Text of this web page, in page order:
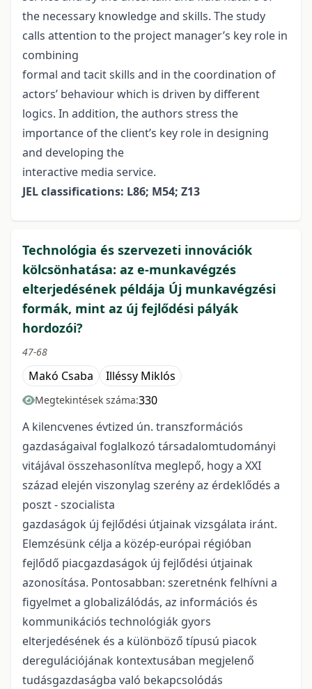
the necessary knowledge and skills. The study
calls attention to the project manager’s key role in
combining
formal and tacit skills and in the coordination of
actors’ behaviour which is driven by different
logics. In addition, the authors stress the
importance of the client’s key role in designing
and developing the
interactive media service.
JEL classifications: L86; M54; Z13
Technológia és szervezeti innovációk
kölcsönhatása: az e-munkavégzés
elterjedésének példája Új munkavégzési
formák, mint az új fejlődési pályák
hordozói?
47-68
Makó Csaba Illéssy Miklós
Megtekintések száma:330
A kilencvenes évtized ún. transzformációs
gazdaságaival foglalkozó társadalomtudományi
vitájával összehasonlítva meglepő, hogy a XXI
század elején viszonylag szerény az érdeklődés a
poszt - szocialista
gazdaságok új fejlődési útjainak vizsgálata iránt.
Elemzésünk célja a közép-európai régióban
fejlődő piacgazdaságok új fejlődési útjainak
azonosítása. Pontosabban: szeretnénk felhívni a
figyelmet a globalizálódás, az információs és
kommunikációs technológiák gyors
elterjedésének és a különböző típusú piacok
deregulációjának kontextusában megjelenő
tudásgazdaságba való bekapcsolódás